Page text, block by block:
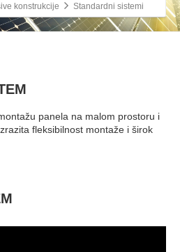
konstrukcije Standardni sistemi
panela na malom prostoru i
fleksibilnost montaže i širok